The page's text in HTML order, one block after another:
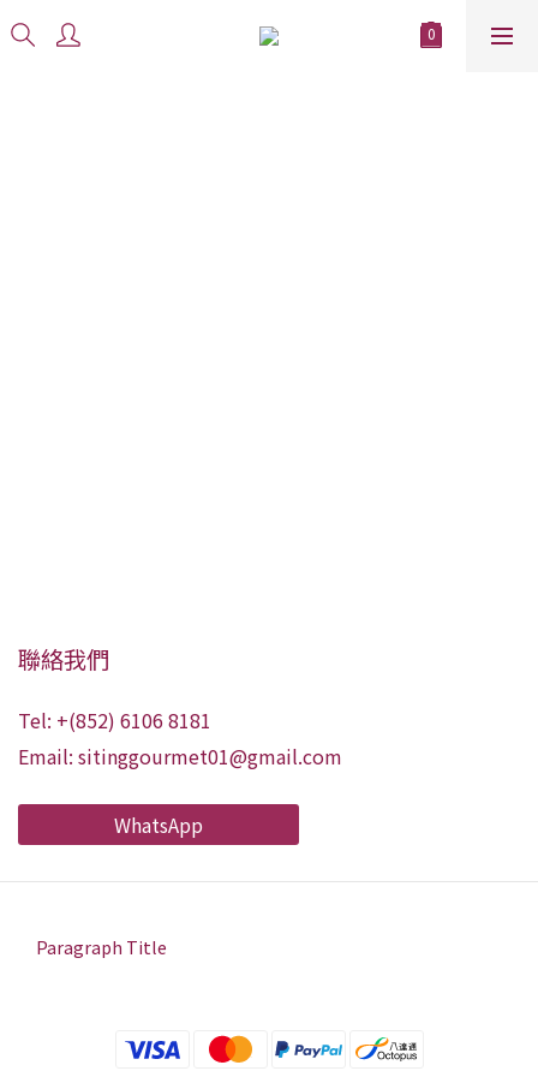
聯絡我們
Tel: +(852) 6106 8181
Email: sitinggourmet01@gmail.com
WhatsApp
Paragraph Title